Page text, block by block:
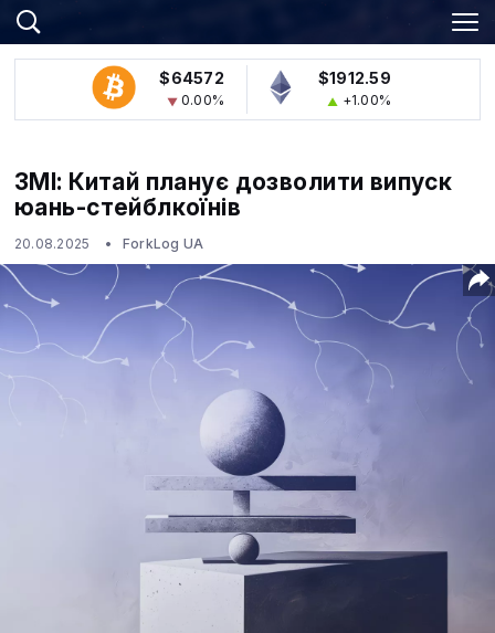
$64572
0.00%
$1912.59
+1.00%
ЗМІ: Китай планує дозволити випуск
юань-стейблкоїнів
20.08.2025 ForkLog UA